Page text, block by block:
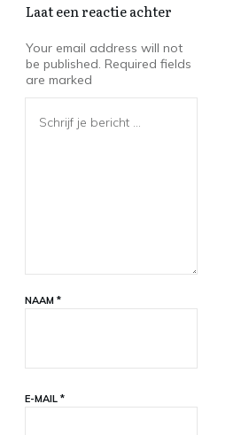
Laat een reactie achter
Your email address will not
be published. Required fields
are marked
NAAM *
E-MAIL *